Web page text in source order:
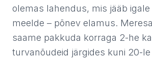
olemas lahendus, mis jääb igale
meelde – põnev elamus.
saame pakkuda korraga 2-he
turvanõudeid järgides kuni 20-